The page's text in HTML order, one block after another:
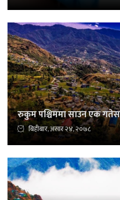
रुकुम पश्चिममा साउन एक
बिहीबार, असार २४, २०७८